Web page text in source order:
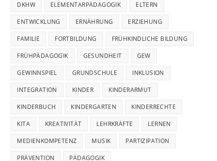
DKHW ELEMENTARPÄDAGOGIK ELTERN
ENTWICKLUNG ERNÄHRUNG ERZIEHUNG
FAMILIE FORTBILDUNG FRÜHKINDLICHE BILDUNG
FRÜHPÄDAGOGIK GESUNDHEIT GEW
GEWINNSPIEL GRUNDSCHULE INKLUSION
INTEGRATION KINDER KINDERARMUT
KINDERBUCH KINDERGARTEN KINDERRECHTE
KITA KREATIVITÄT LEHRKRÄFTE LERNEN
MEDIENKOMPETENZ MUSIK PARTIZIPATION
PRÄVENTION PÄDAGOGIK